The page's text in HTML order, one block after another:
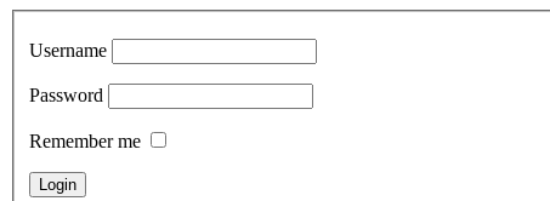
Username
Password
Remember me